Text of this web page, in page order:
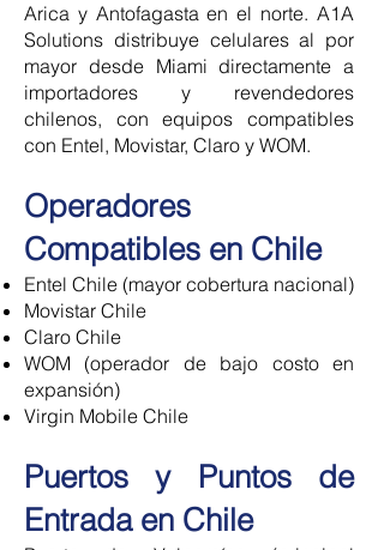
Arica y Antofagasta en el norte. A1A
Solutions distribuye celulares al por
mayor desde Miami directamente a
importadores y revendedores
chilenos, con equipos compatibles
con Entel, Movistar, Claro y WOM.
Operadores
Compatibles en Chile
Entel Chile (mayor cobertura nacional)
Movistar Chile
Claro Chile
WOM (operador de bajo costo en
expansión)
Virgin Mobile Chile
Puertos y Puntos de
Entrada en Chile